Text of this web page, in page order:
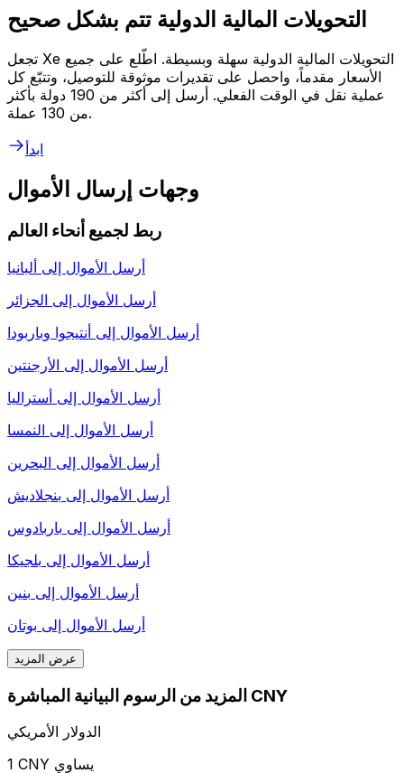
التحويلات المالية الدولية تتم بشكل صحيح
تجعل Xe التحويلات المالية الدولية سهلة وبسيطة. اطّلع على جميع
الأسعار مقدماً، واحصل على تقديرات موثوقة للتوصيل، وتتبّع كل
عملية نقل في الوقت الفعلي. أرسل إلى أكثر من 190 دولة بأكثر
من 130 عملة.
ابدأ
وجهات إرسال الأموال
ربط لجميع أنحاء العالم
أرسل الأموال إلى ألبانيا
أرسل الأموال إلى الجزائر
أرسل الأموال إلى أنتيجوا وباربودا
أرسل الأموال إلى الأرجنتين
أرسل الأموال إلى أستراليا
أرسل الأموال إلى النمسا
أرسل الأموال إلى البحرين
أرسل الأموال إلى بنجلاديش
أرسل الأموال إلى باربادوس
أرسل الأموال إلى بلجيكا
أرسل الأموال إلى بنين
أرسل الأموال إلى بوتان
عرض المزيد
المزيد من الرسوم البيانية المباشرة CNY
الدولار الأمريكي
1 CNY يساوي